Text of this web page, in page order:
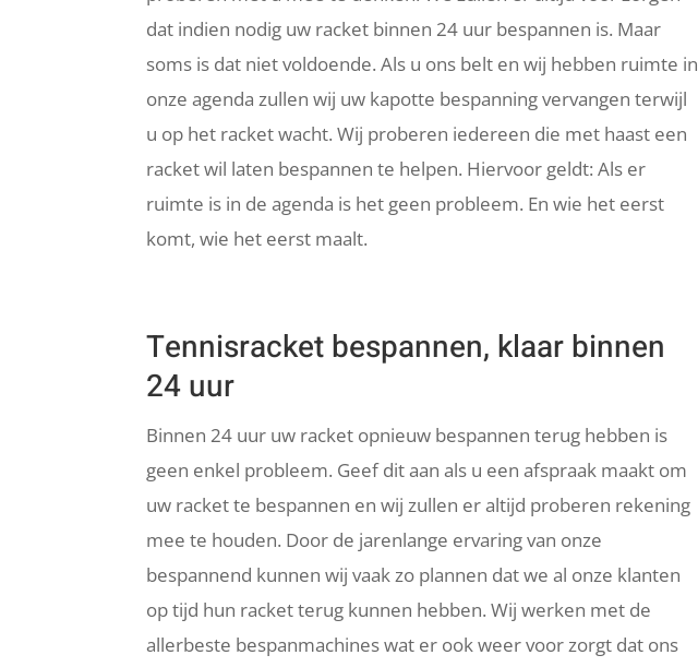
dat indien nodig uw racket binnen 24 uur bespannen is. Maar
soms is dat niet voldoende. Als u ons belt en wij hebben ruimte in
onze agenda zullen wij uw kapotte bespanning vervangen terwijl
u op het racket wacht. Wij proberen iedereen die met haast een
racket wil laten bespannen te helpen. Hiervoor geldt: Als er
ruimte is in de agenda is het geen probleem. En wie het eerst
komt, wie het eerst maalt.
Tennisracket bespannen, klaar binnen
24 uur
Binnen 24 uur uw racket opnieuw bespannen terug hebben is
geen enkel probleem. Geef dit aan als u een afspraak maakt om
uw racket te bespannen en wij zullen er altijd proberen rekening
mee te houden. Door de jarenlange ervaring van onze
bespannend kunnen wij vaak zo plannen dat we al onze klanten
op tijd hun racket terug kunnen hebben. Wij werken met de
allerbeste bespanmachines wat er ook weer voor zorgt dat ons